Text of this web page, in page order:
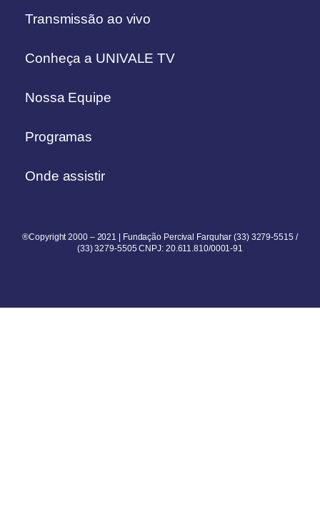
Transmissão ao vivo
Conheça a UNIVALE TV
Nossa Equipe
Programas
Onde assistir
®Copyright 2000 – 2021 | Fundação Percival Farquhar (33) 3279-5515 /
(33) 3279-5505 CNPJ: 20.611.810/0001-91